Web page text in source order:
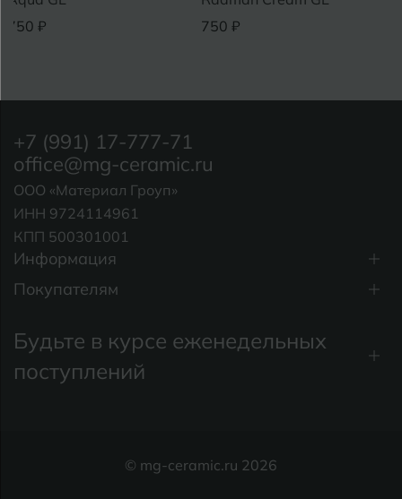
750 ₽
750 ₽
Информация
Покупателям
+7 (991) 17-777-71
office@mg-ceramic.ru
ООО «Материал Гроуп»
ИНН 9724114961
КПП 500301001
Будьте в курсе еженедельных
поступлений
© mg-ceramic.ru 2026